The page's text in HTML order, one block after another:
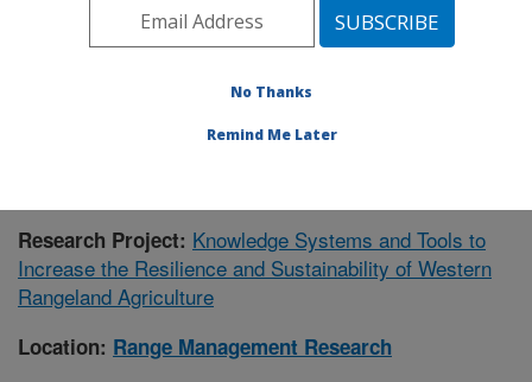
Plains Area» Las Cruces, New Mexico
Publications at this Location» Publication #421917
Research Project: Knowledge Systems and Tools to
Increase the Resilience and Sustainability of Western
Rangeland Agriculture
Location: Range Management Research
No Thanks
Remind Me Later